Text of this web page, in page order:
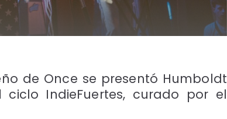
de Once se presentó Humboldt
IndieFuertes, curado por el